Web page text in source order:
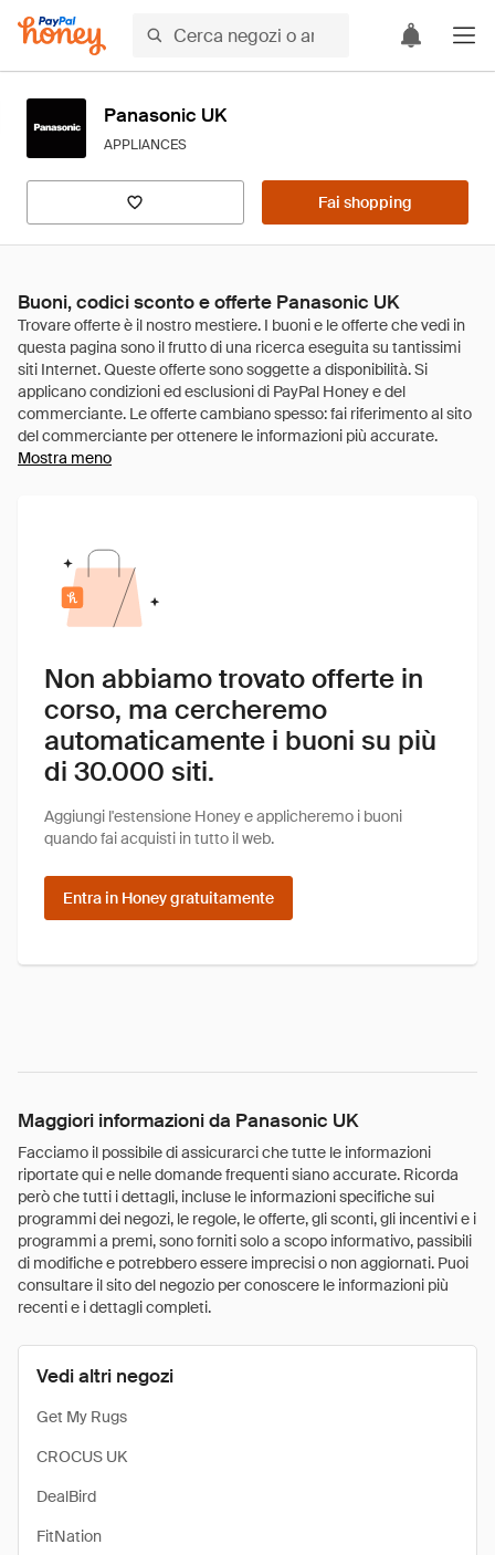
Panasonic UK
APPLIANCES
Fai shopping
Buoni, codici sconto e offerte Panasonic UK
Mostra meno
Non abbiamo trovato offerte in
corso, ma cercheremo
automaticamente i buoni su più
di 30.000 siti.
Aggiungi l'estensione Honey e applicheremo i buoni
quando fai acquisti in tutto il web.
Entra in Honey gratuitamente
Maggiori informazioni da Panasonic UK
Facciamo il possibile di assicurarci che tutte le informazioni
riportate qui e nelle domande frequenti siano accurate. Ricorda
però che tutti i dettagli, incluse le informazioni specifiche sui
programmi dei negozi, le regole, le offerte, gli sconti, gli incentivi e i
programmi a premi, sono forniti solo a scopo informativo, passibili
di modifiche e potrebbero essere imprecisi o non aggiornati. Puoi
consultare il sito del negozio per conoscere le informazioni più
recenti e i dettagli completi.
Vedi altri negozi
Get My Rugs
CROCUS UK
DealBird
FitNation